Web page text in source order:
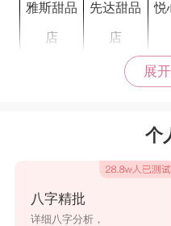
雅斯甜品
店
先达甜品
店
悦
储缘甜品 伊
甜品店名字大全简单大
甜在心扉 黑
幸福时光 杰煌蛋糕
展
个
八字精批
详细八字分析，